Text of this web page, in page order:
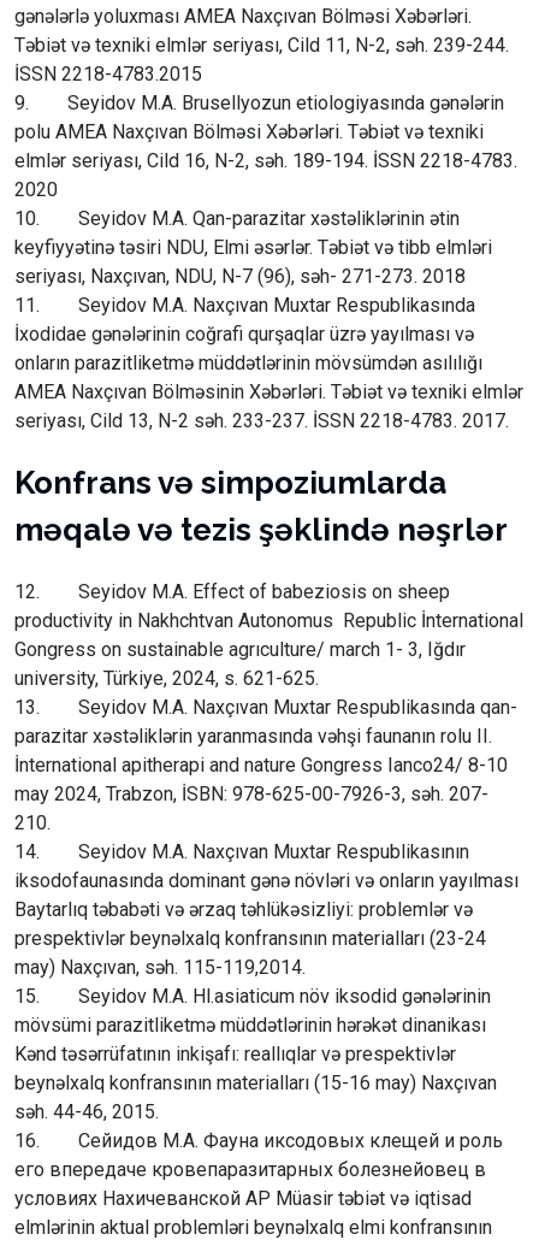
gənələrlə yoluxması AMEA Naxçıvan Bölməsi Xəbərləri.
Təbiət və texniki elmlər seriyası, Cild 11, N-2, səh. 239-244.
İSSN 2218-4783.2015
9. Seyidov M.A. Brusellyozun etiologiyasında gənələrin
polu AMEA Naxçıvan Bölməsi Xəbərləri. Təbiət və texniki
elmlər seriyası, Cild 16, N-2, səh. 189-194. İSSN 2218-4783.
2020
10. Seyidov M.A. Qan-parazitar xəstəliklərinin ətin
keyfiyyətinə təsiri NDU, Elmi əsərlər. Təbiət və tibb elmləri
seriyası, Naxçıvan, NDU, N-7 (96), səh- 271-273. 2018
11. Seyidov M.A. Naxçıvan Muxtar Respublikasında
İxodidae gənələrinin coğrafi qurşaqlar üzrə yayılması və
onların parazitliketmə müddətlərinin mövsümdən asılılığı
AMEA Naxçıvan Bölməsinin Xəbərləri. Təbiət və texniki elmlər
seriyası, Cild 13, N-2 səh. 233-237. İSSN 2218-4783. 2017.
Konfrans və simpoziumlarda
məqalə və tezis şəklində nəşrlər
12. Seyidov M.A. Effect of babeziosis on sheep
productivity in Nakhchtvan Autonomus Republic İnternational
Gongress on sustainable agrıculture/ march 1- 3, Iğdır
university, Türkiye, 2024, s. 621-625.
13. Seyidov M.A. Naxçıvan Muxtar Respublikasında qan-
parazitar xəstəliklərin yaranmasında vəhşi faunanın rolu II.
İnternational apitherapi and nature Gongress Ianco24/ 8-10
may 2024, Trabzon, İSBN: 978-625-00-7926-3, səh. 207-
210.
14. Seyidov M.A. Naxçıvan Muxtar Respublikasının
iksodofaunasında dominant gənə növləri və onların yayılması
Baytarlıq təbabəti və ərzaq təhlükəsizliyi: problemlər və
prespektivlər beynəlxalq konfransının materialları (23-24
may) Naxçıvan, səh. 115-119,2014.
15. Seyidov M.A. Hl.asiaticum növ iksodid gənələrinin
mövsümi parazitliketmə müddətlərinin hərəkət dinanikası
Kənd təsərrüfatının inkişafı: reallıqlar və prespektivlər
beynəlxalq konfransının materialları (15-16 may) Naxçıvan
səh. 44-46, 2015.
16. Сейидов М.А. Фауна иксодовых клещей и роль
его впередаче кровепаразитарных болезнейовец в
условиях Нахичеванской АР Müasir təbiət və iqtisad
elmlərinin aktual problemləri beynəlxalq elmi konfransının